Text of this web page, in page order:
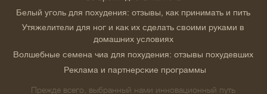
Прежде всего, выбранный нами инновационный путь
Белый уголь для похудения: отзывы, как принимать и пить
Утяжелители для ног и как их сделать своими руками в
домашних условиях
Волшебные семена чиа для похудения: отзывы похудевших
Реклама и партнерские программы